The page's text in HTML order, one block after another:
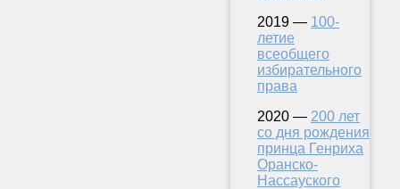
2019 — 100-
летие
всеобщего
избирательного
права
2020 — 200 лет
со дня рождения
принца Генриха
Оранско-
Нассауского